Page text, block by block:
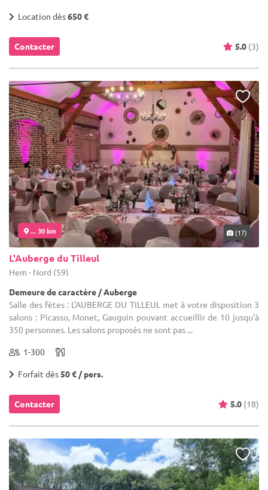
Location dès650 €
Contacter 5.0 (3)
... 30 km (17)
L'Auberge du Tilleul
Hem - Nord (59)
Demeure de caractère / Auberge
Salle des fêtes : L'AUBERGE DU TILLEUL met à votre disposition 3
salons : Picasso, Monet, Gauguin pouvant accueillir de 10 jusqu'à
350 personnes. Les salons proposés ne sont pas ...
1-300
Forfait dès 50 € / pers.
Contacter 5.0 (18)